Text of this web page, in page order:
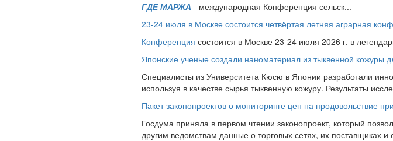
ГДЕ МАРЖА - международная Конференция сельск...
23-24 июля в Москве состоится четвёртая летняя аграрная
Конференция состоится в Москве 23-24 июля 2026 г. в
Японские ученые создали наноматериал из тыквенной кожуры
Специалисты из Университета Кюсю в Японии разработали
используя в качестве сырья тыквенную кожуру. Результаты
Пакет законопроектов о мониторинге цен на продовольствие
Госдума приняла в первом чтении законопроект, который
другим ведомствам данные о торговых сетях, их поставщиках